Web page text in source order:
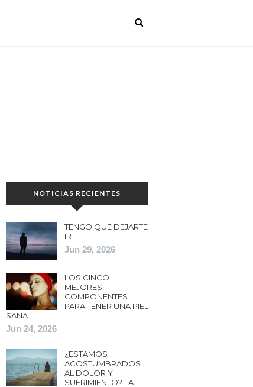
NOTICIAS RECIENTES
TENGO QUE DEJARTE
IR
Jun 29, 2026
LOS CINCO
MEJORES
COMPONENTES
PARA TENER UNA PIEL
SANA
Jun 24, 2026
¿ESTAMOS
ACOSTUMBRADOS
AL DOLOR Y
SUFRIMIENTO? LA